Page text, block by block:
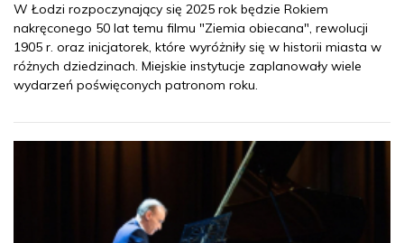
W Łodzi rozpoczynający się 2025 rok będzie Rokiem
nakręconego 50 lat temu filmu "Ziemia obiecana", rewolucji
1905 r. oraz inicjatorek, które wyróżniły się w historii miasta w
różnych dziedzinach. Miejskie instytucje zaplanowały wiele
wydarzeń poświęconych patronom roku.